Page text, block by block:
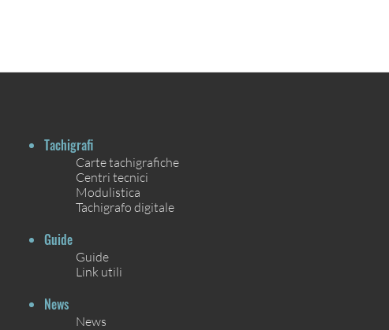
Tachigrafi
Carte tachigrafiche
Centri tecnici
Modulistica
Tachigrafo digitale
Guide
Guide
Link utili
News
News